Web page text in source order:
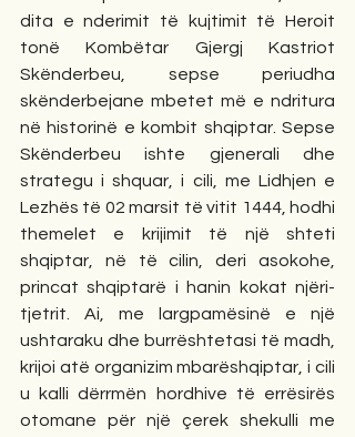
dita e nderimit të kujtimit të Heroit
tonë Kombëtar Gjergj Kastriot
Skënderbeu, sepse periudha
skënderbejane mbetet më e ndritura
në historinë e kombit shqiptar. Sepse
Skënderbeu ishte gjenerali dhe
strategu i shquar, i cili, me Lidhjen e
Lezhës të 02 marsit të vitit 1444, hodhi
themelet e krijimit të një shteti
shqiptar, në të cilin, deri asokohe,
princat shqiptarë i hanin kokat njëri-
tjetrit. Ai, me largpamësinë e një
ushtaraku dhe burrështetasi të madh,
krijoi atë organizim mbarëshqiptar, i cili
u kalli dërrmën hordhive të errësirës
otomane për një çerek shekulli me